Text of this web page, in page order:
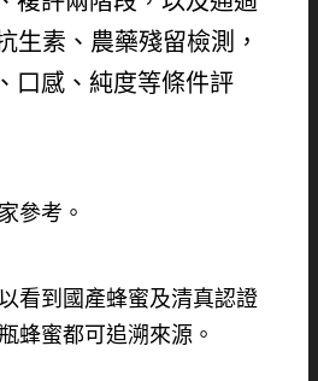
生素、農藥殘留檢測，
口感、純度等條件評
參考。
看到國產蜂蜜及清真認證
蜂蜜都可追溯來源。